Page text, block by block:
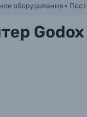
оборудование